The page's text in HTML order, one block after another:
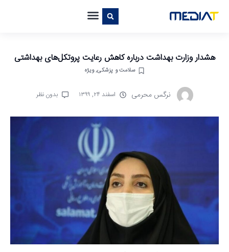
هشدار وزارت بهداشت درباره کاهش رعایت پروتکل‌های بهداشتی
سلامت و پزشکی,ویژه
نرگس محرمی اسفند ۲۴, ۱۳۹۹ بدون نظر